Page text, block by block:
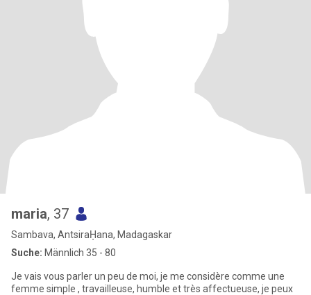
maria, 37
Sambava, AntsiraḤana, Madagaskar
Suche: Männlich 35 - 80
Je vais vous parler un peu de moi, je me considère comme une
femme simple , travailleuse, humble et très affectueuse, je peux